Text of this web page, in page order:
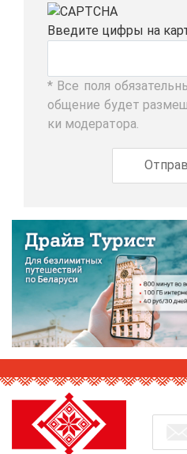
Вве­ди­те циф­ры на
* Все по­ля
об­ще­ние бу­дет
ки мо­де­ра­то­ра.